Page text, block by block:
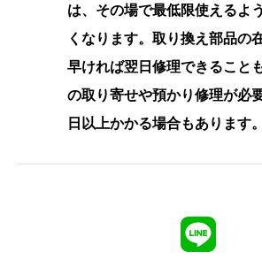
は、その場で最低限使えるよ
くなります。取り換え部品の
早ければ翌日修理できること
の取り寄せや預かり修理が必
日以上かかる場合もあります。